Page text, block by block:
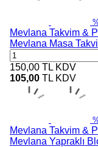
Mevlana Takvim &
Mevlana Masa
150,00 TL KDV
105,00 TL KDV
Mevlana Takvim &
Mevlana Yapraklı